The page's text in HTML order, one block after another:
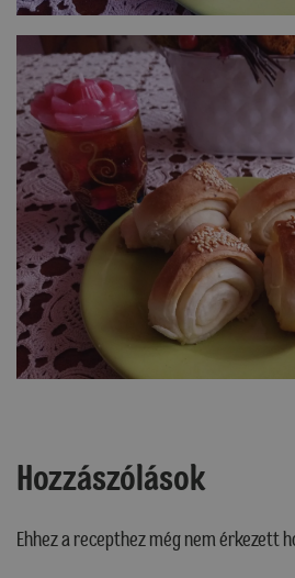
Hozzászólások
Ehhez a recepthez még nem érkezett